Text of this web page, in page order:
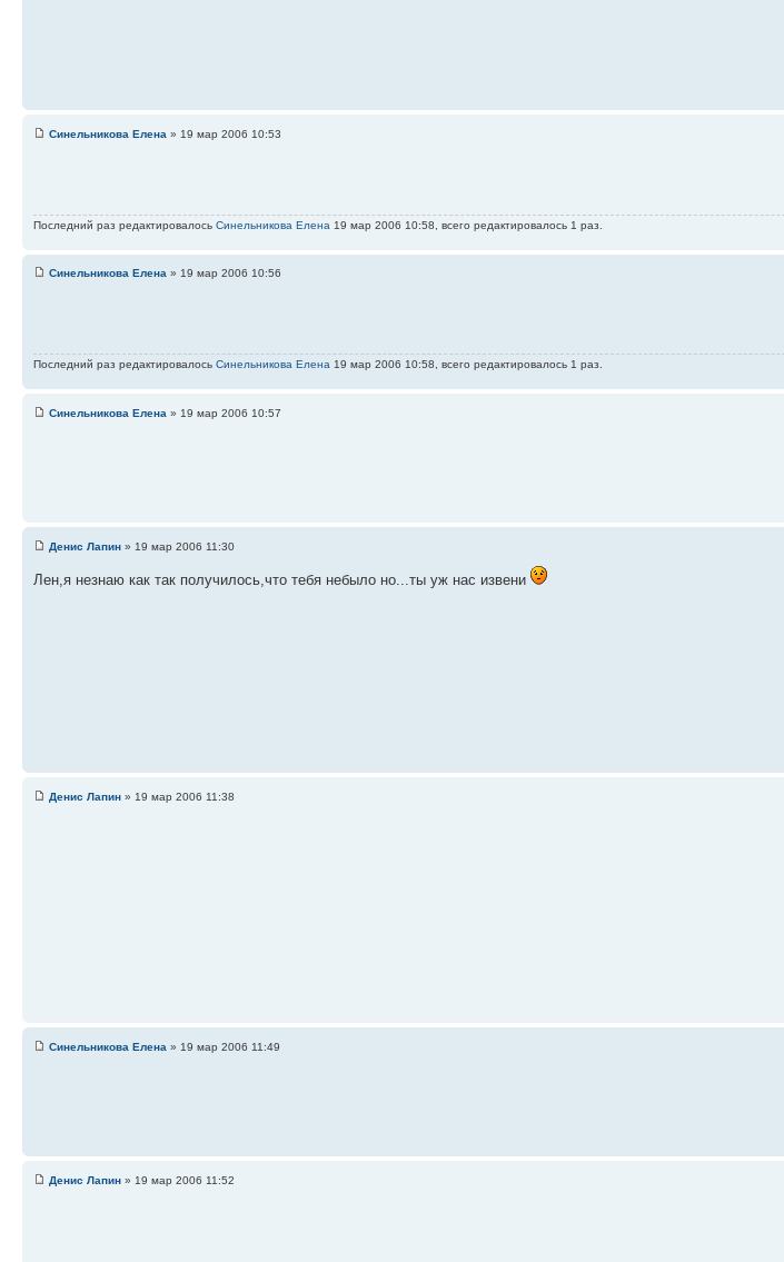
Синельникова Елена » 19 мар 2006 10:53
Последний раз редактировалось Синельникова Елена 19 мар 2006 10:58, всего редактировалось 1 раз.
Синельникова Елена » 19 мар 2006 10:56
Последний раз редактировалось Синельникова Елена 19 мар 2006 10:58, всего редактировалось 1 раз.
Синельникова Елена » 19 мар 2006 10:57
Денис Лапин » 19 мар 2006 11:30
Лен,я незнаю как так получилось,что тебя небыло но...ты уж нас извени
Денис Лапин » 19 мар 2006 11:38
Синельникова Елена » 19 мар 2006 11:49
Денис Лапин » 19 мар 2006 11:52